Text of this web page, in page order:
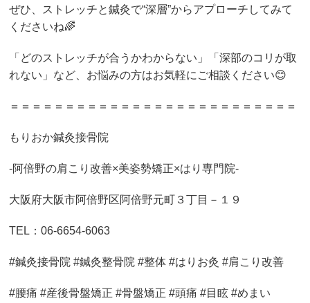
ぜひ、ストレッチと鍼灸で“深層”からアプローチしてみて
くださいね🌈
「どのストレッチが合うかわからない」「深部のコリが取
れない」など、お悩みの方はお気軽にご相談ください😊
＝＝＝＝＝＝＝＝＝＝＝＝＝＝＝＝＝＝＝＝＝＝＝＝＝＝
もりおか鍼灸接骨院
-阿倍野の肩こり改善×美姿勢矯正×はり専門院-
大阪府大阪市阿倍野区阿倍野元町３丁目－１９
TEL：06-6654-6063
#鍼灸接骨院 #鍼灸整骨院 #整体 #はりお灸 #肩こり改善
#腰痛 #産後骨盤矯正 #骨盤矯正 #頭痛 #目眩 #めまい